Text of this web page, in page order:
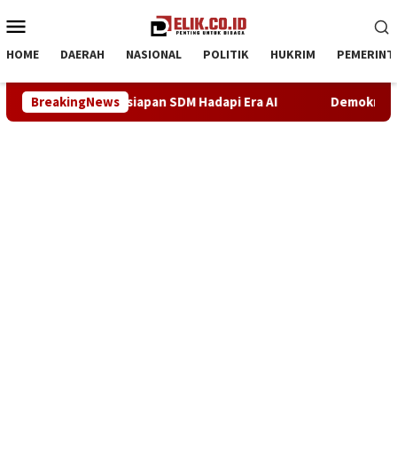
ke
Mobile
HOME DAERAH NASIONAL POLITIK HUKRIM
BreakingNews
Hadapi Era AI Demokrat Karawang Terus Bergerak